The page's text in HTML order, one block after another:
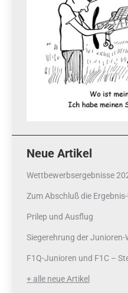
Neue Artikel
Wettbewerbsergebnisse
Zum Abschluß die
Prilep und Ausflug
Siegerehrung der Junioren-
F1Q-Junioren und F1C –
+ alle neue Artikel